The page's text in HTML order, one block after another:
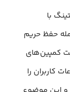
با
حفظ حریم
کمپین‌های
کاربران را